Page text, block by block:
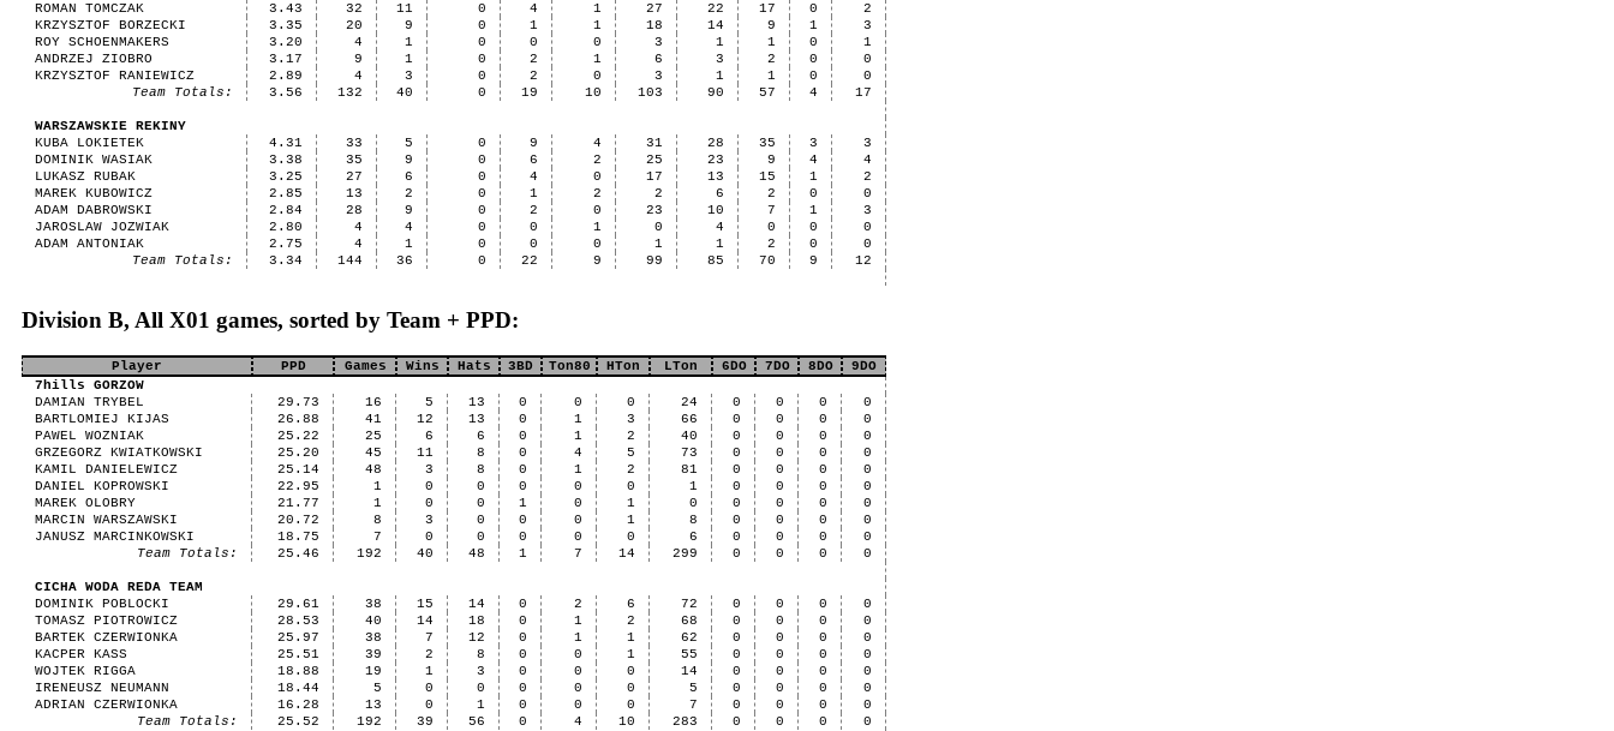
ROMAN TOMCZAK
3.43 32 11 0 4 1 27 22 17 0
2
KRZYSZTOF BORZECKI
3.35 20 9 0 1 1 18 14 9 1
3
ROY SCHOENMAKERS
3.20 4 1 0 0 0 3 1 1 0
1
ANDRZEJ ZIOBRO
3.17 9 1 0 2 1 6 3 2 0
0
KRZYSZTOF RANIEWICZ
2.89 4 3 0 2 0 3 1 1 0
0
Team Totals:
3.56 132 40 0 19 10 103 90 57 4 17
WARSZAWSKIE REKINY
KUBA LOKIETEK
4.31 33 5 0 9 4 31 28 35 3
3
DOMINIK WASIAK
3.38 35 9 0 6 2 25 23 9 4
4
LUKASZ RUBAK
3.25 27 6 0 4 0 17 13 15 1
2
MAREK KUBOWICZ
2.85 13 2 0 1 2 2 6 2 0
0
ADAM DABROWSKI
2.84 28 9 0 2 0 23 10 7 1
3
JAROSLAW JOZWIAK
2.80 4 4 0 0 1 0 4 0 0
0
ADAM ANTONIAK
2.75 4 1 0 0 0 1 1 2 0
0
Team Totals:
3.34 144 36 0 22 9 99 85 70 9 12
Division B, All X01 games, sorted by Team + PPD:
Player PPD Games Wins Hats 3BD Ton80 HTon LTon 6DO 7DO 8DO
9DO
7hills GORZOW
DAMIAN TRYBEL
29.73 16 5 13 0 0 0 24 0 0 0
0
BARTLOMIEJ KIJAS
26.88 41 12 13 0 1 3 66 0 0 0
0
PAWEL WOZNIAK
25.22 25 6 6 0 1 2 40 0 0 0
0
GRZEGORZ KWIATKOWSKI
25.20 45 11 8 0 4 5 73 0 0 0
0
KAMIL DANIELEWICZ
25.14 48 3 8 0 1 2 81 0 0 0
0
DANIEL KOPROWSKI
22.95 1 0 0 0 0 0 1 0 0 0
0
MAREK OLOBRY
21.77 1 0 0 1 0 1 0 0 0 0
0
MARCIN WARSZAWSKI
20.72 8 3 0 0 0 1 8 0 0 0
0
JANUSZ MARCINKOWSKI
18.75 7 0 0 0 0 0 6 0 0 0
0
Team Totals:
25.46 192 40 48 1 7 14 299 0 0 0 0
CICHA WODA REDA TEAM
DOMINIK POBLOCKI
29.61 38 15 14 0 2 6 72 0 0 0
0
TOMASZ PIOTROWICZ
28.53 40 14 18 0 1 2 68 0 0 0
0
BARTEK CZERWIONKA
25.97 38 7 12 0 1 1 62 0 0 0
0
KACPER KASS
25.51 39 2 8 0 0 1 55 0 0 0
0
WOJTEK RIGGA
18.88 19 1 3 0 0 0 14 0 0 0
0
IRENEUSZ NEUMANN
18.44 5 0 0 0 0 0 5 0 0 0
0
ADRIAN CZERWIONKA
16.28 13 0 1 0 0 0 7 0 0 0
0
Team Totals:
25.52 192 39 56 0 4 10 283 0 0 0 0